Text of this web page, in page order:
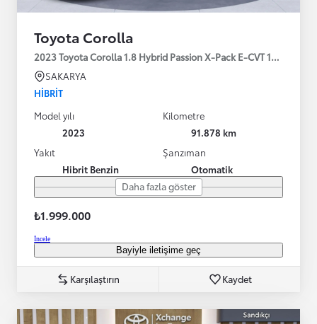
Toyota Corolla
2023 Toyota Corolla 1.8 Hybrid Passion X-Pack E-CVT 140HP
SAKARYA
HIBRIT
Model yılı
2023
Kilometre
91.878 km
Yakıt
Hibrit Benzin
Şanzıman
Otomatik
Daha fazla göster
₺1.999.000
İncele
Bayiyle iletişime geç
Karşılaştırın Kaydet